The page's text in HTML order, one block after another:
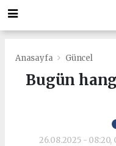
Anasayfa Güncel
Bugün
26.08.2025 - 08:20,